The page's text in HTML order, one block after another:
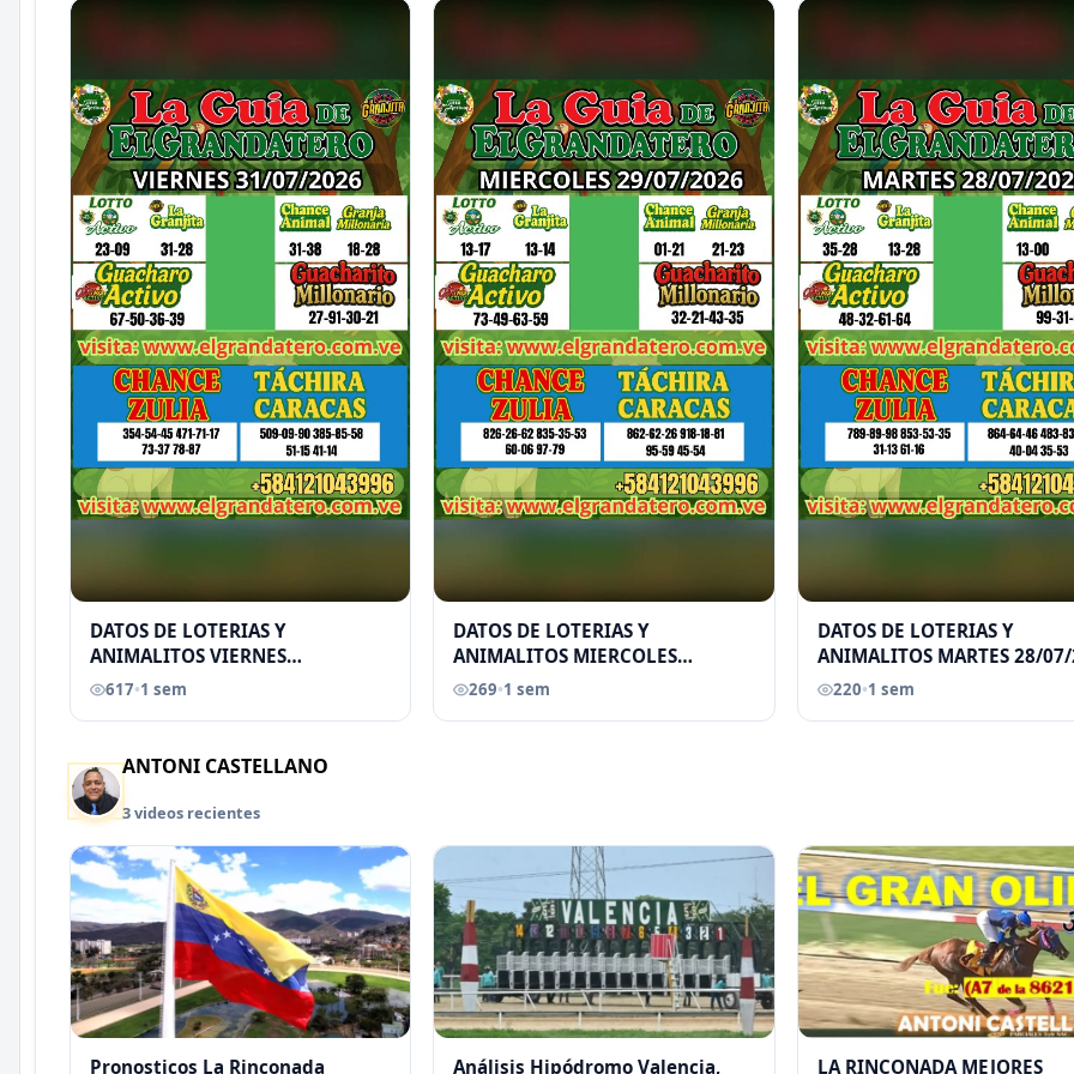
DATOS DE LOTERIAS Y
ANIMALITOS VIERNES
31/07/2026
617•1 sem
DATOS DE LOTERIAS Y
ANIMALITOS MIERCOLES
29/07/2026 ELGRANDATERO JOSE
269•1 sem
DATOS DE LOTERIAS Y
ANIMALITOS MARTES 28/07/
ELGRANDATERO JOSE EREU
220•1 sem
ANTONI CASTELLANO
3 videos recientes
Pronosticos La Rinconada
Análisis Hipódromo Valencia,
LA RINCONADA MEJORES